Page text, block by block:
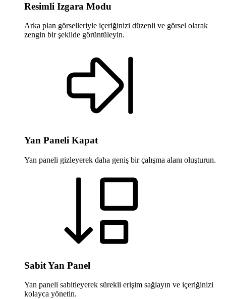
Resimli Izgara Modu
Arka plan görselleriyle içeriğinizi düzenli ve görsel olarak
zengin bir şekilde görüntüleyin.
Yan Paneli Kapat
Yan paneli gizleyerek daha geniş bir çalışma alanı oluşturun.
Sabit Yan Panel
Yan paneli sabitleyerek sürekli erişim sağlayın ve içeriğinizi
kolayca yönetin.